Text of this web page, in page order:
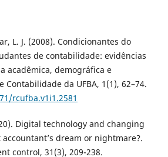
L. J. (2008). Condicionantes do
de contabilidade: evidências
acadêmica, demográfica e
Contabilidade da UFBA, 1(1), 62–74.
rcufba.v1i1.2581
Digital technology and changing
dream or nightmare?.
control, 31(3), 209-238.